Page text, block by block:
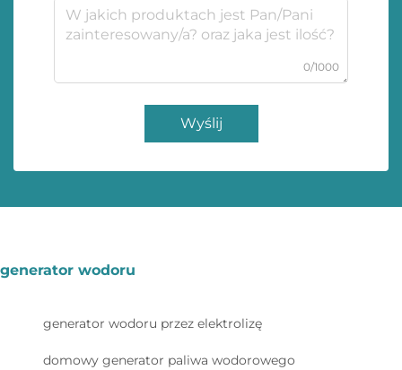
0/1000
Wyślij
generator wodoru
generator wodoru przez elektrolizę
domowy generator paliwa wodorowego